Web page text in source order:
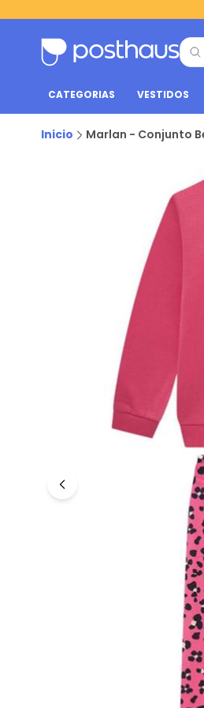
CATEGORIAS VESTIDOS
Inicio Marlan - Conjunto